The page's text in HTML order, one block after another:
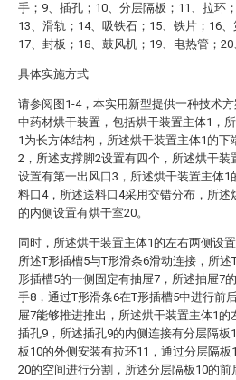
手；9、插孔；10、分层隔板；11、拉环
13、滑轨；14、吸铁石；15、铁片；16、
17、封板；18、鼓风机；19、电热管；20
具体实施方式
请参阅图1-4，本实用新型提供一种技术
中药材烘干装置，包括烘干装置主体1，
1为长方体结构，所述烘干装置主体1的下
2，所述支撑脚2设置有四个，所述烘干装
设置有第一出风口3，所述烘干装置主体1
料口4，所述送料口4采用交错分布，所述
的内侧设置有烘干室20。
同时，所述烘干装置主体1的左右两侧设置
所述T形插槽5与T形滑条6滑动连接，所述
形插槽5的一侧固定有抽屉7，所述抽屉7
手8，通过T形滑条6在T形插槽5中进行前
屉7能够推进推出，所述烘干装置主体1的
插孔9，所述插孔9的内侧连接有分层隔板
板10的外侧安装有拉环11，通过分层隔板
20的空间进行分割，所述分层隔板10的前